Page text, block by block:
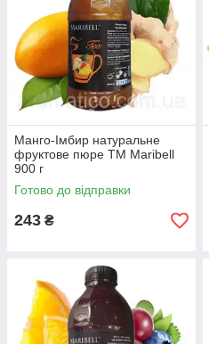
Манго-Імбир натуральне
фруктове пюре ТМ Maribell
900 г
Готово до відправки
243 ₴